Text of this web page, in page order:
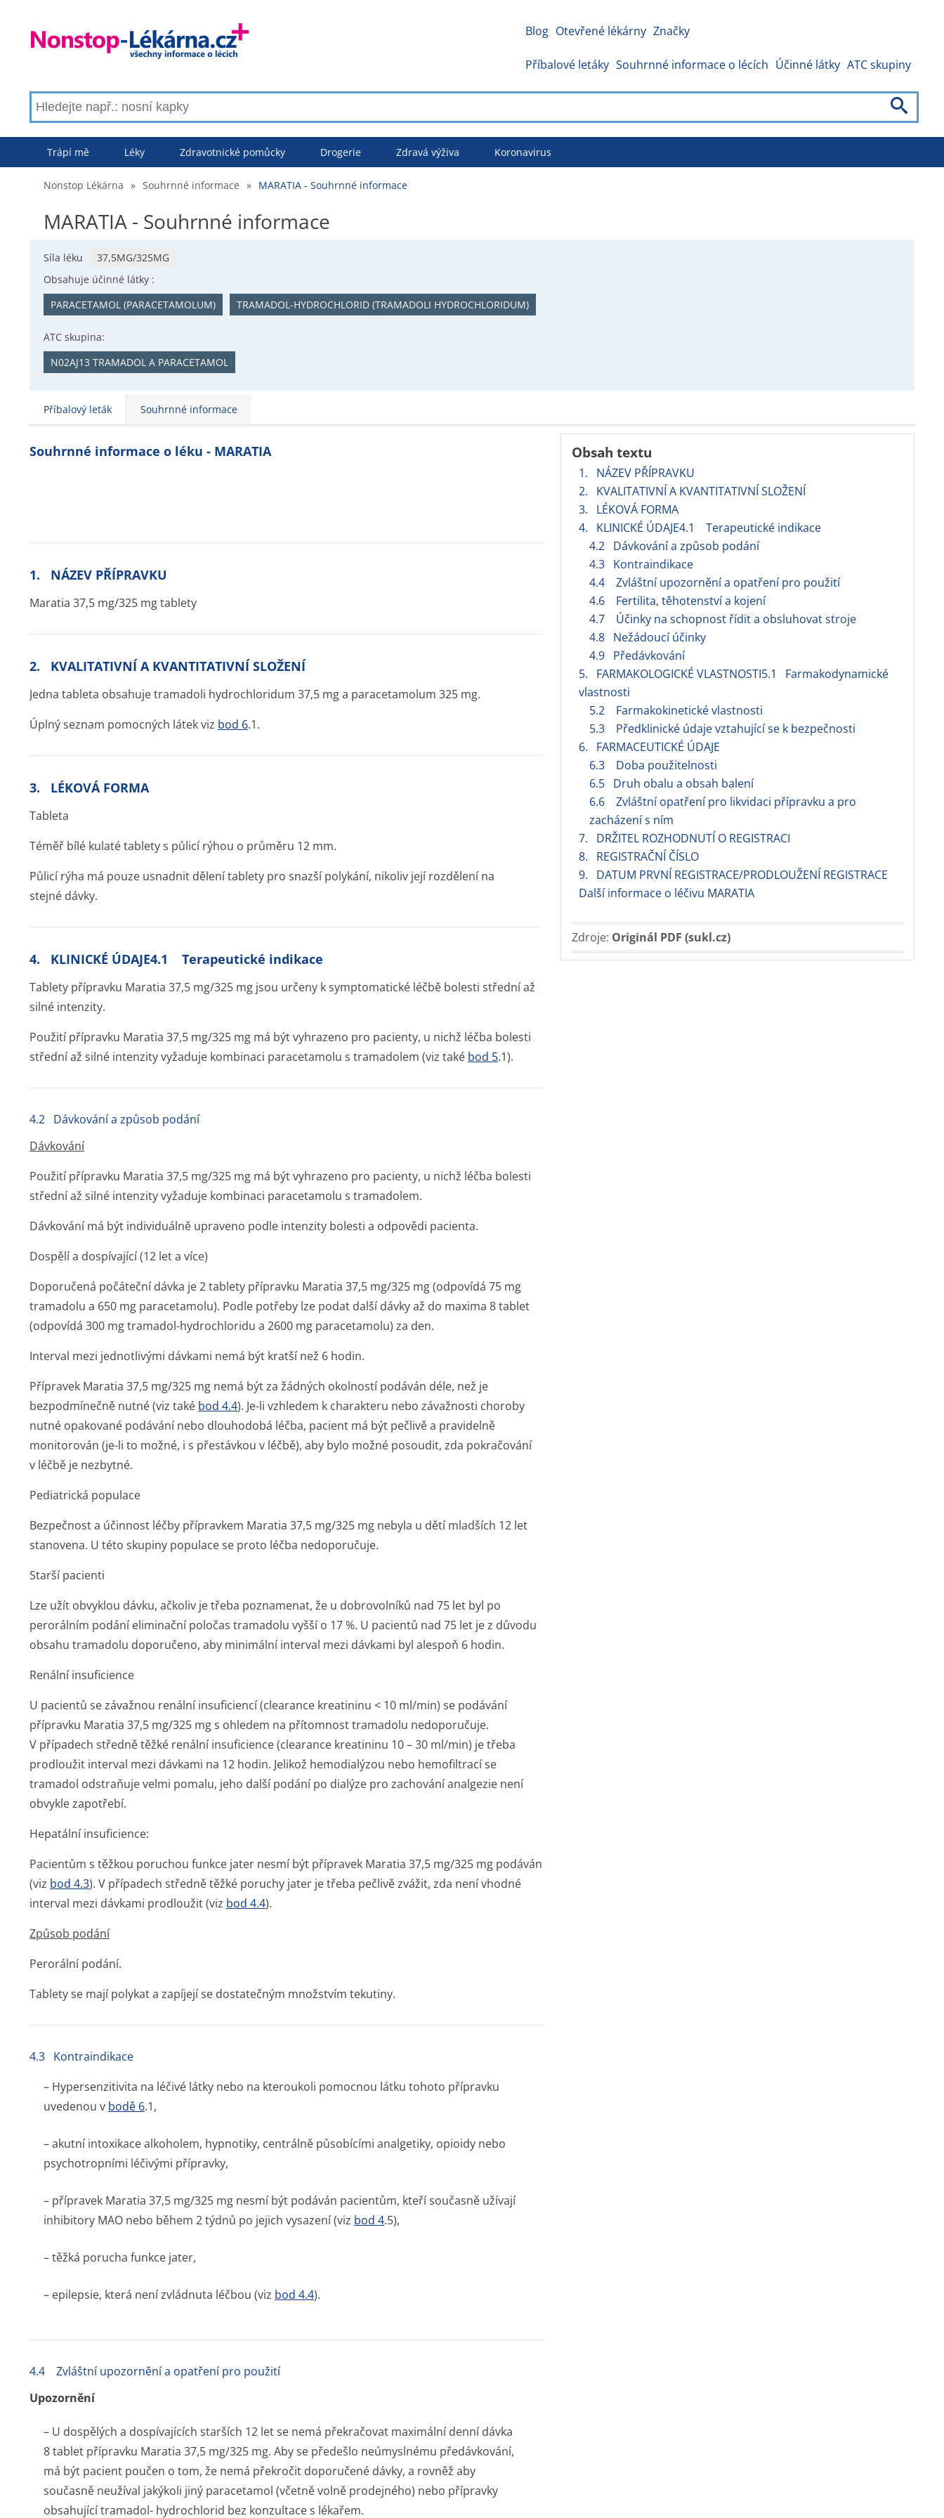
Blog Otevřené lékárny Značky
Příbalové letáky Souhrnné informace o lécích Účinné látky ATC skupiny
Trápí mě Léky Zdravotnické pomůcky Drogerie Zdravá výživa Koronavirus
Nonstop Lékárna » Souhrnné informace » MARATIA - Souhrnné informace
MARATIA - Souhrnné informace
Síla léku
37,5MG/325MG
Obsahuje účinné látky :
PARACETAMOL (PARACETAMOLUM)
TRAMADOL-HYDROCHLORID (TRAMADOLI HYDROCHLORIDUM)
ATC skupina:
N02AJ13 TRAMADOL A PARACETAMOL
Příbalový leták Souhrnné informace
Obsah textu
1. NÁZEV PŘÍPRAVKU
2. KVALITATIVNÍ A KVANTITATIVNÍ SLOŽENÍ
3. LÉKOVÁ FORMA
4. KLINICKÉ ÚDAJE4.1 Terapeutické indikace
4.2 Dávkování a způsob podání
4.3 Kontraindikace
4.4 Zvláštní upozornění a opatření pro použití
4.6 Fertilita, těhotenství a kojení
4.7 Účinky na schopnost řídit a obsluhovat stroje
4.8 Nežádoucí účinky
4.9 Předávkování
5. FARMAKOLOGICKÉ VLASTNOSTI5.1 Farmakodynamické
vlastnosti
5.2 Farmakokinetické vlastnosti
5.3 Předklinické údaje vztahující se k bezpečnosti
6. FARMACEUTICKÉ ÚDAJE
6.3 Doba použitelnosti
6.5 Druh obalu a obsah balení
6.6 Zvláštní opatření pro likvidaci přípravku a pro
zacházení s ním
7. DRŽITEL ROZHODNUTÍ O REGISTRACI
8. REGISTRAČNÍ ČÍSLO
9. DATUM PRVNÍ REGISTRACE/PRODLOUŽENÍ REGISTRACE
Další informace o léčivu MARATIA
Zdroje: Originál PDF (sukl.cz)
Souhrnné informace o léku - MARATIA
1. NÁZEV PŘÍPRAVKU
Maratia 37,5 mg/325 mg tablety
2. KVALITATIVNÍ A KVANTITATIVNÍ SLOŽENÍ
Jedna tableta obsahuje tramadoli hydrochloridum 37,5 mg a paracetamolum 325 mg.
Úplný seznam pomocných látek viz bod 6.1.
3. LÉKOVÁ FORMA
Tableta
Téměř bílé kulaté tablety s půlicí rýhou o průměru 12 mm.
Půlicí rýha má pouze usnadnit dělení tablety pro snazší polykání, nikoliv její rozdělení na
stejné dávky.
4. KLINICKÉ ÚDAJE4.1 Terapeutické indikace
Tablety přípravku Maratia 37,5 mg/325 mg jsou určeny k symptomatické léčbě bolesti střední až
silné intenzity.
Použití přípravku Maratia 37,5 mg/325 mg má být vyhrazeno pro pacienty, u nichž léčba bolesti
střední až silné intenzity vyžaduje kombinaci paracetamolu s tramadolem (viz také bod 5.1).
4.2 Dávkování a způsob podání
Dávkování
Použití přípravku Maratia 37,5 mg/325 mg má být vyhrazeno pro pacienty, u nichž léčba bolesti
střední až silné intenzity vyžaduje kombinaci paracetamolu s tramadolem.
Dávkování má být individuálně upraveno podle intenzity bolesti a odpovědi pacienta.
Dospělí a dospívající (12 let a více)
Doporučená počáteční dávka je 2 tablety přípravku Maratia 37,5 mg/325 mg (odpovídá 75 mg
tramadolu a 650 mg paracetamolu). Podle potřeby lze podat další dávky až do maxima 8 tablet
(odpovídá 300 mg tramadol-hydrochloridu a 2600 mg paracetamolu) za den.
Interval mezi jednotlivými dávkami nemá být kratší než 6 hodin.
Přípravek Maratia 37,5 mg/325 mg nemá být za žádných okolností podáván déle, než je
bezpodmínečně nutné (viz také bod 4.4). Je-li vzhledem k charakteru nebo závažnosti choroby
nutné opakované podávání nebo dlouhodobá léčba, pacient má být pečlivě a pravidelně
monitorován (je-li to možné, i s přestávkou v léčbě), aby bylo možné posoudit, zda pokračování
v léčbě je nezbytné.
Pediatrická populace
Bezpečnost a účinnost léčby přípravkem Maratia 37,5 mg/325 mg nebyla u dětí mladších 12 let
stanovena. U této skupiny populace se proto léčba nedoporučuje.
Starší pacienti
Lze užít obvyklou dávku, ačkoliv je třeba poznamenat, že u dobrovolníků nad 75 let byl po
perorálním podání eliminační poločas tramadolu vyšší o 17 %. U pacientů nad 75 let je z důvodu
obsahu tramadolu doporučeno, aby minimální interval mezi dávkami byl alespoň 6 hodin.
Renální insuficience
U pacientů se závažnou renální insuficiencí (clearance kreatininu < 10 ml/min) se podávání
přípravku Maratia 37,5 mg/325 mg s ohledem na přítomnost tramadolu nedoporučuje.
V případech středně těžké renální insuficience (clearance kreatininu 10 – 30 ml/min) je třeba
prodloužit interval mezi dávkami na 12 hodin. Jelikož hemodialýzou nebo hemofiltrací se
tramadol odstraňuje velmi pomalu, jeho další podání po dialýze pro zachování analgezie není
obvykle zapotřebí.
Hepatální insuficience:
Pacientům s těžkou poruchou funkce jater nesmí být přípravek Maratia 37,5 mg/325 mg podáván
(viz bod 4.3). V případech středně těžké poruchy jater je třeba pečlivě zvážit, zda není vhodné
interval mezi dávkami prodloužit (viz bod 4.4).
Způsob podání
Perorální podání.
Tablety se mají polykat a zapíjejí se dostatečným množstvím tekutiny.
4.3 Kontraindikace
– Hypersenzitivita na léčivé látky nebo na kteroukoli pomocnou látku tohoto přípravku
uvedenou v bodě 6.1,
– akutní intoxikace alkoholem, hypnotiky, centrálně působícími analgetiky, opioidy nebo
psychotropními léčivými přípravky,
– přípravek Maratia 37,5 mg/325 mg nesmí být podáván pacientům, kteří současně užívají
inhibitory MAO nebo během 2 týdnů po jejich vysazení (viz bod 4.5),
– těžká porucha funkce jater,
– epilepsie, která není zvládnuta léčbou (viz bod 4.4).
4.4 Zvláštní upozornění a opatření pro použití
Upozornění
– U dospělých a dospívajících starších 12 let se nemá překračovat maximální denní dávka
8 tablet přípravku Maratia 37,5 mg/325 mg. Aby se předešlo neúmyslnému předávkování,
má být pacient poučen o tom, že nemá překročit doporučené dávky, a rovněž aby
současně neužíval jakýkoli jiný paracetamol (včetně volně prodejného) nebo přípravky
obsahující tramadol- hydrochlorid bez konzultace s lékařem.